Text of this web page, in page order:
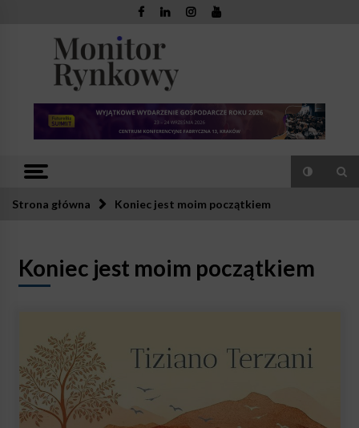
Monitor
Rynkowy
Strona główna Koniec jest moim początkiem
Koniec jest moim początkiem